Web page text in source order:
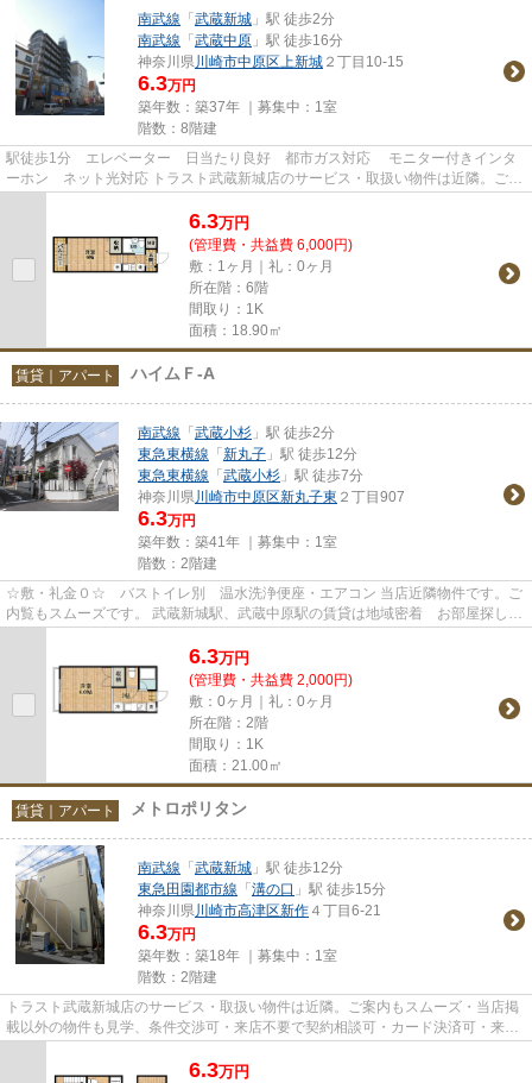
南武線 「武蔵新城 」駅 徒歩2分
南武線 「武蔵中原 」駅 徒歩16分
神奈川県川崎市中原区上新城 ２丁目10-15
6.3万円
築年数：築37年 ｜募集中： 1室
階数：8階建
駅徒歩1分 エレベーター 日当たり良好 都市ガス対応 モニター付きインタ
ーホン ネット光対応 トラスト武蔵新城店のサービス・取扱い物件は近隣。ご案
内もスムーズ・当店掲載以外...
6.3万円
(管理費・共益費 6,000円)
敷：1ヶ月｜礼：0ヶ月
所在階：6階
間取り：1K
面積：18.90㎡
賃貸｜アパート ハイムＦ-A
南武線 「武蔵小杉 」駅 徒歩2分
東急東横線 「新丸子 」駅 徒歩12分
東急東横線 「武蔵小杉 」駅 徒歩7分
神奈川県川崎市中原区新丸子東 ２丁目907
6.3万円
築年数：築41年 ｜募集中： 1室
階数：2階建
☆敷・礼金０☆ バストイレ別 温水洗浄便座・エアコン 当店近隣物件です。ご
内覧もスムーズです。 武蔵新城駅、武蔵中原駅の賃貸は地域密着 お部屋探しの
窓口 トラスト武蔵新城店が...
6.3万円
(管理費・共益費 2,000円)
敷：0ヶ月｜礼：0ヶ月
所在階：2階
間取り：1K
面積：21.00㎡
賃貸｜アパート メトロポリタン
南武線 「武蔵新城 」駅 徒歩12分
東急田園都市線 「溝の口 」駅 徒歩15分
神奈川県川崎市高津区新作 ４丁目6-21
6.3万円
築年数：築18年 ｜募集中： 1室
階数：2階建
トラスト武蔵新城店のサービス・取扱い物件は近隣。ご案内もスムーズ・当店掲
載以外の物件も見学、条件交渉可・来店不要で契約相談可・カード決済可・来店
時無料駐車場有（要電話予約...
6.3万円